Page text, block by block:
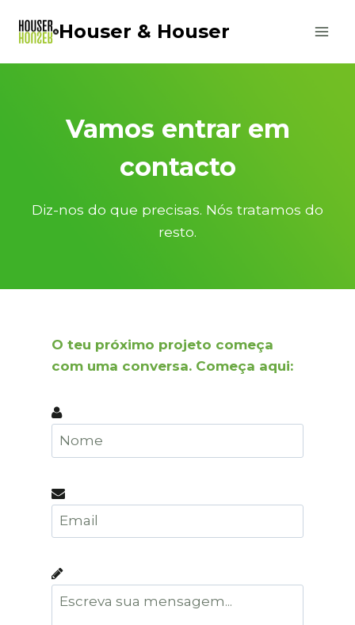
Houser & Houser
Vamos entrar em
contacto
Diz-nos do que precisas. Nós tratamos do
resto.
O teu próximo projeto começa
com uma conversa. Começa aqui: